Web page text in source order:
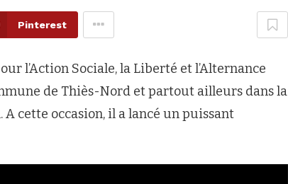
Pinterest
l’Action Sociale, la Liberté et l’Alternance
de Thiès-Nord et partout ailleurs dans la
cette occasion, il a lancé un puissant